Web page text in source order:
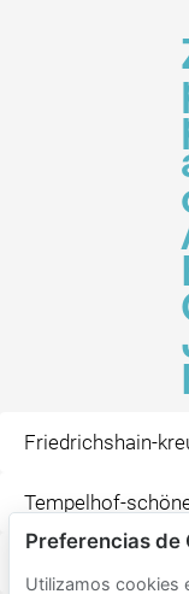
Friedrichshain-
Tempelhof-
Preferencias de
Utilizamos cookies